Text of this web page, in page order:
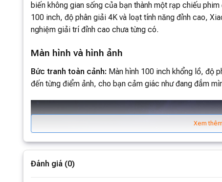
biến không gian sống của bạn thành một rạp chiếu
100 inch, độ phân giải 4K và loạt tính năng đỉnh cao,
nghiệm giải trí đỉnh cao chưa từng có.
Màn hình và hình ảnh
Bức tranh toàn cảnh: Màn hình 100 inch khổng lồ, độ
đến từng điểm ảnh, cho bạn cảm giác như đang đắm
Xem
Đánh giá (0)